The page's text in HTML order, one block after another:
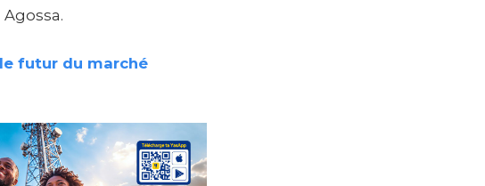
futur du marché